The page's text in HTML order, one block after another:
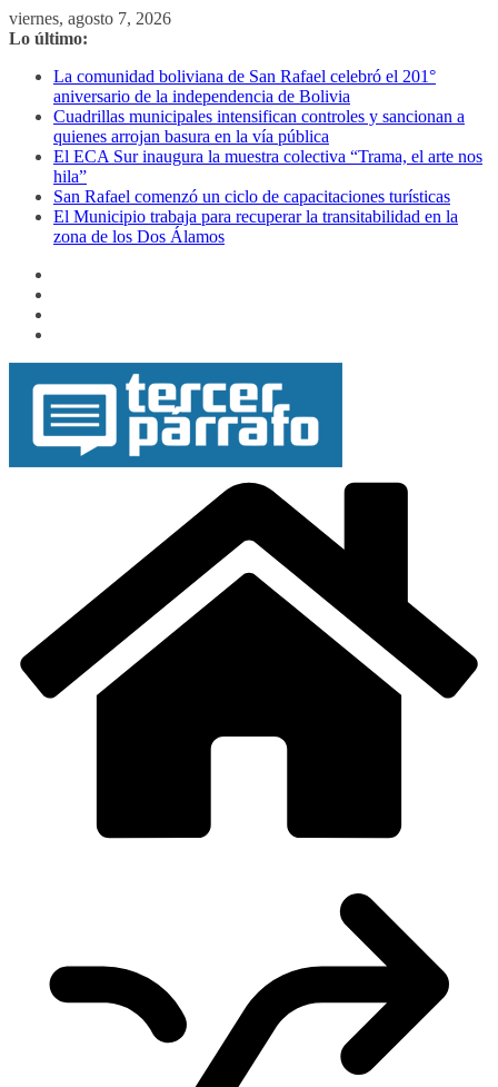
Saltar
al
viernes, agosto 7, 2026
Lo último:
La comunidad boliviana de San Rafael celebró el 201°
aniversario de la independencia de Bolivia
Cuadrillas municipales intensifican controles y sancionan a
quienes arrojan basura en la vía pública
El ECA Sur inaugura la muestra colectiva “Trama, el arte nos
hila”
San Rafael comenzó un ciclo de capacitaciones turísticas
El Municipio trabaja para recuperar la transitabilidad en la
zona de los Dos Álamos